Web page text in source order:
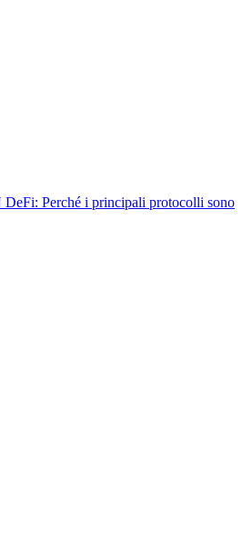
DeFi: Perché i principali protocolli sono